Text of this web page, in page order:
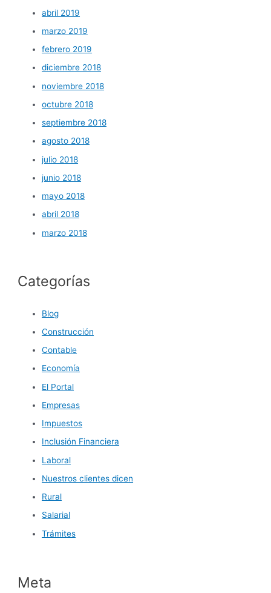
abril 2019
marzo 2019
febrero 2019
diciembre 2018
noviembre 2018
octubre 2018
septiembre 2018
agosto 2018
julio 2018
junio 2018
mayo 2018
abril 2018
marzo 2018
Categorías
Blog
Construcción
Contable
Economía
El Portal
Empresas
Impuestos
Inclusión Financiera
Laboral
Nuestros clientes dicen
Rural
Salarial
Trámites
Meta